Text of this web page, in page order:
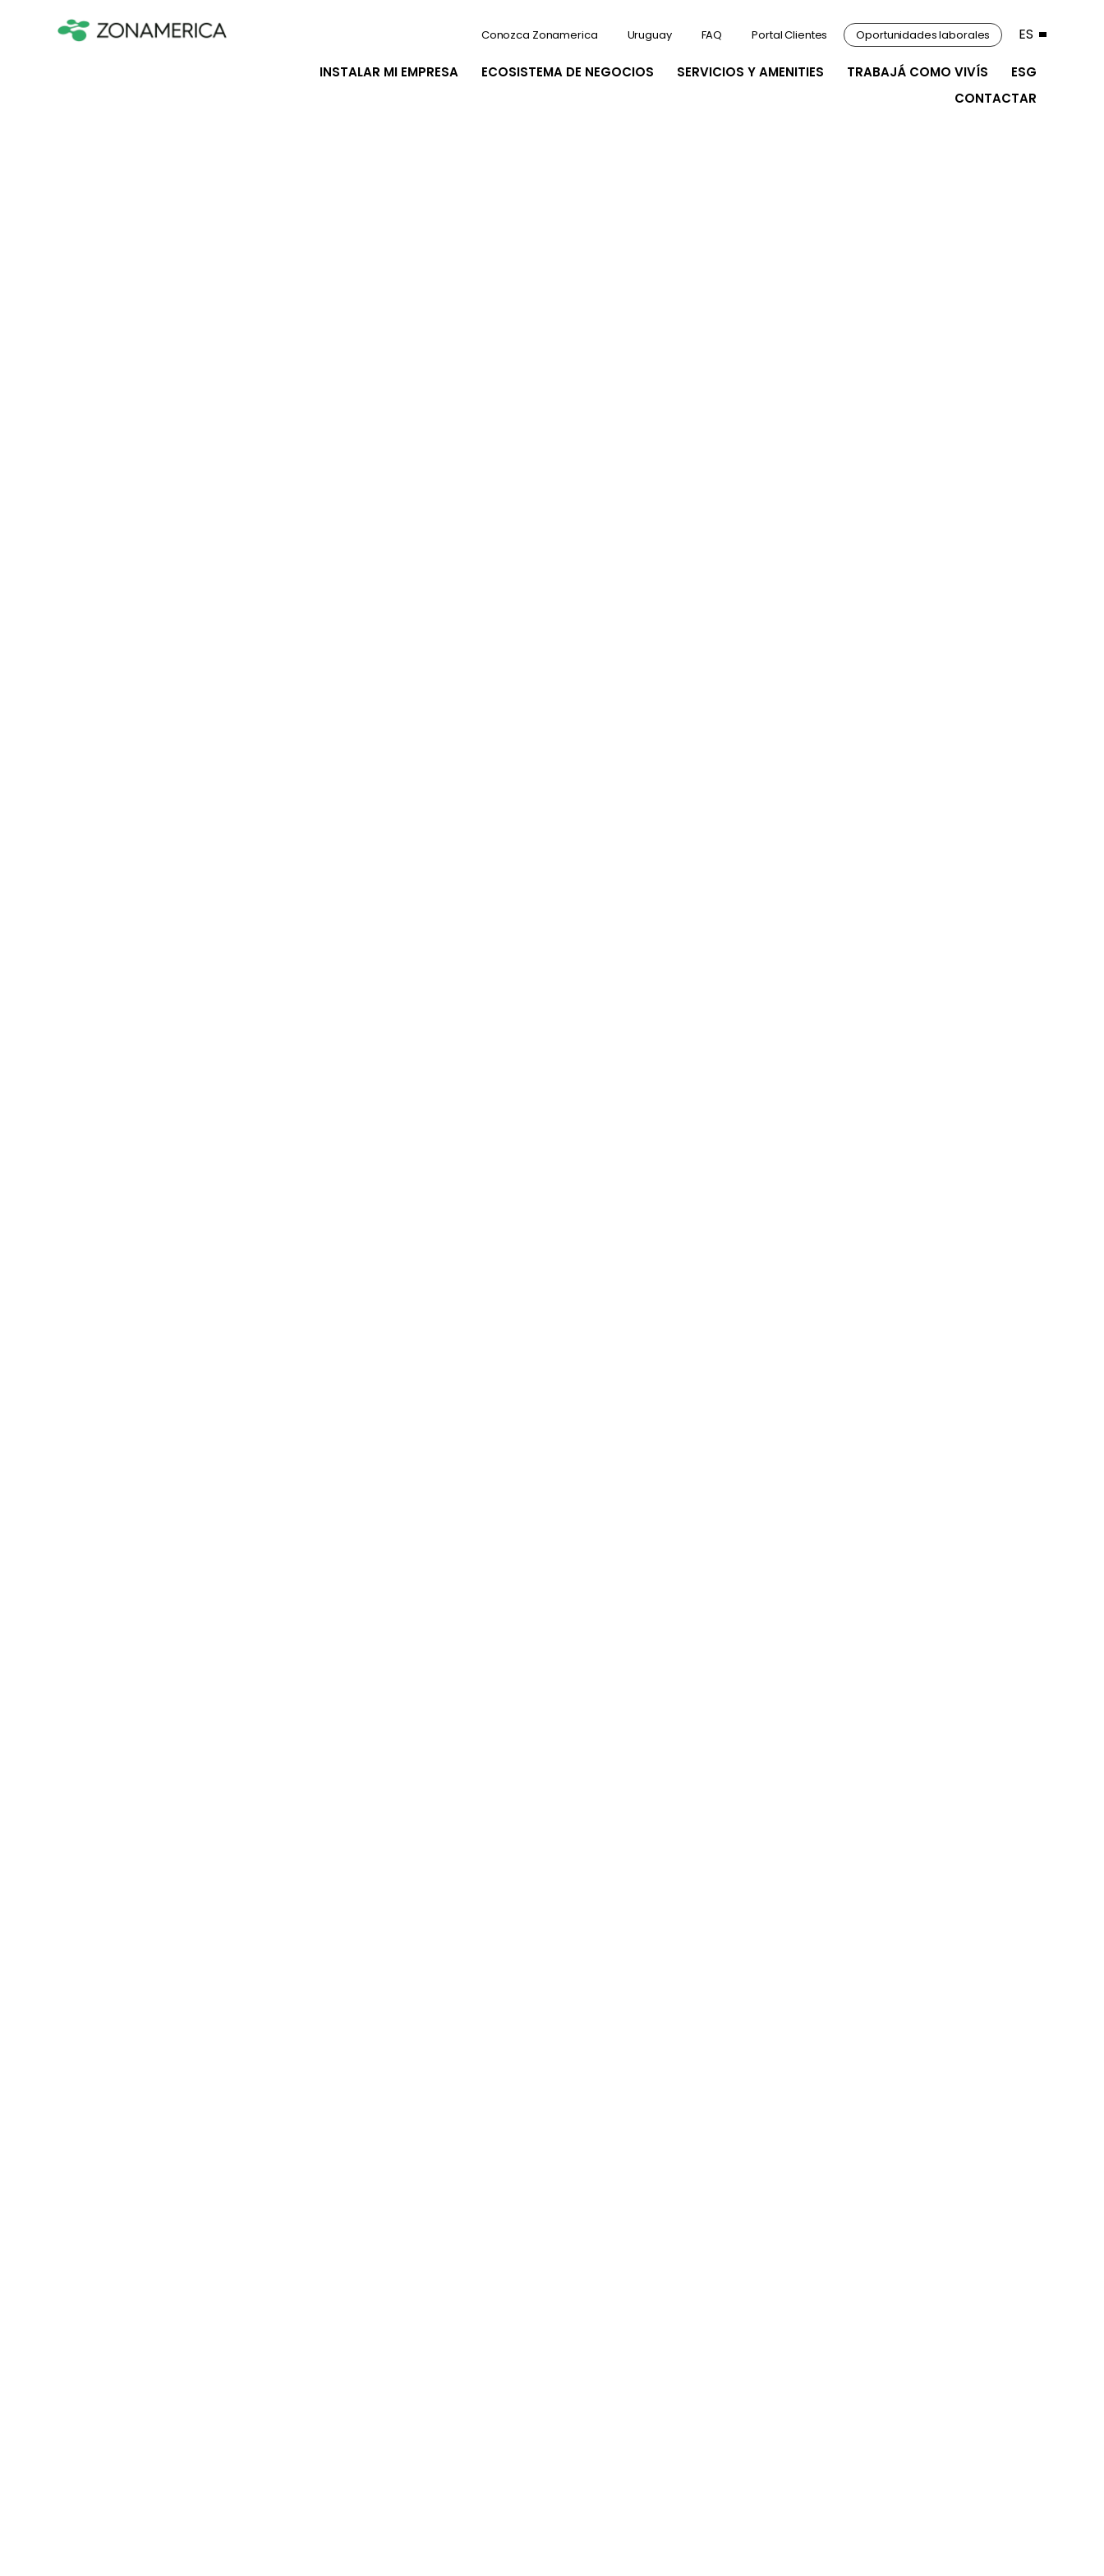
INSTALAR MI EMPRESA ECOSISTEMA DE NEGOCIOS SERVICIOS Y AMENITIES TRABAJÁ COMO VIVÍS
ESG
CONTACTAR
Conozca Zonamerica Uruguay FAQ Portal Clientes Oportunidades laborales ES